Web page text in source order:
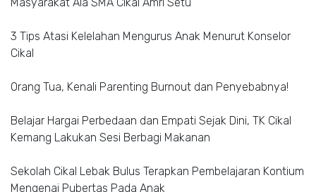
3 Tips Atasi Kelelahan Mengurus Anak Menurut Konselor
Cikal
Orang Tua, Kenali Parenting Burnout dan Penyebabnya!
Belajar Hargai Perbedaan dan Empati Sejak Dini, TK Cikal
Kemang Lakukan Sesi Berbagi Makanan
Sekolah Cikal Lebak Bulus Terapkan Pembelajaran Kontium
Mengenai Pubertas Pada Anak